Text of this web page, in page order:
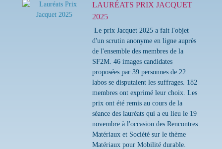
LAURÉATS PRIX JACQUET
2025
Le prix Jacquet 2025 a fait l'objet
d'un scrutin anonyme en ligne auprès
de l'ensemble des membres de la
SF2M. 46 images candidates
proposées par 39 personnes de 22
labos se disputaient les suffrages. 182
membres ont exprimé leur choix. Les
prix ont été remis au cours de la
séance des lauréats qui a eu lieu le 19
novembre à l'occasion des Rencontres
Matériaux et Société sur le thème
Matériaux pour Mobilité durable.